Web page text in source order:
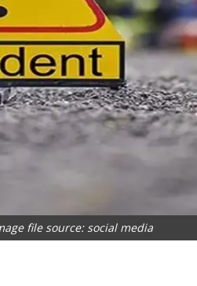
file source: social media